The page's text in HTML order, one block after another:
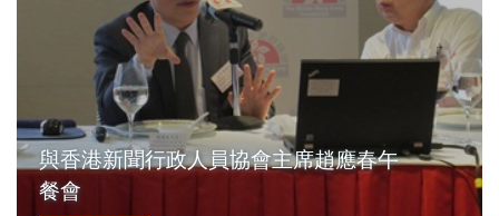
與香港新聞行政人員協會主席趙應春午
餐會